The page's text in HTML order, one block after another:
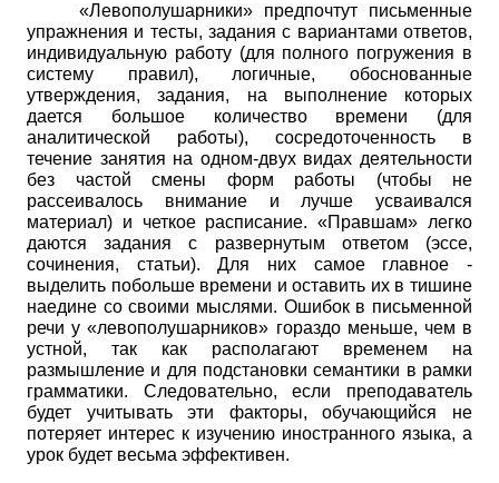
«Левополушарники» предпочтут письменные
упражнения и тесты, задания с вариантами ответов,
индивидуальную работу (для полного погружения в
систему правил), логичные, обоснованные
утверждения, задания, на выполнение которых
дается большое количество времени (для
аналитической работы), сосредоточенность в
течение занятия на одном-двух видах деятельности
без частой смены форм работы (чтобы не
рассеивалось внимание и лучше усваивался
материал) и четкое расписание. «Правшам» легко
даются задания с развернутым ответом (эссе,
сочинения, статьи). Для них самое главное -
выделить побольше времени и оставить их в тишине
наедине со своими мыслями. Ошибок в письменной
речи у «левополушарников» гораздо меньше, чем в
устной, так как располагают временем на
размышление и для подстановки семантики в рамки
грамматики. Следовательно, если преподаватель
будет учитывать эти факторы, обучающийся не
потеряет интерес к изучению иностранного языка, а
урок будет весьма эффективен.